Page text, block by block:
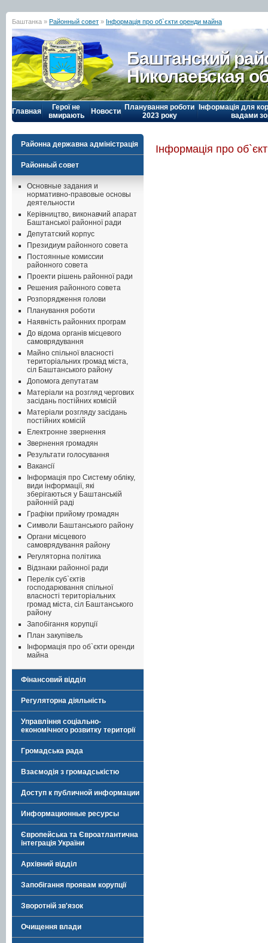
Баштанка » Районный совет » Інформація про об`єкти оренди майна
Баштанский
Николаевская
Главная
Герої не
вмирають
Новости Планування роботи
2023 року
Інформація для
вадами
Районна державна адміністрація
Районный совет
Основные задания и
нормативно-правовые основы
деятельности
Керівництво, виконавчий апарат
Баштанської районної ради
Депутатский корпус
Президиум районного совета
Постоянные комиссии
районного совета
Проекти рішень районної ради
Решения районного совета
Розпорядження голови
Планування роботи
Наявність районних програм
До відома органів місцевого
самоврядування
Майно спільної власності
територіальних громад міста,
сіл Баштанського району
Допомога депутатам
Матеріали на розгляд чергових
засідань постійних комісій
Матеріали розгляду засідань
постійних комісій
Електронне звернення
Звернення громадян
Результати голосування
Вакансії
Інформація про Систему обліку,
види інформації, які
зберігаються у Баштанській
районній раді
Графіки прийому громадян
Символи Баштанського району
Органи місцевого
самоврядування району
Регуляторна політика
Відзнаки районної ради
Перелік суб`єктів
господарювання спільної
власності територіальних
громад міста, сіл Баштанського
району
Запобігання корупції
План закупівель
Інформація про об`єкти оренди
майна
Фінансовий відділ
Регуляторна діяльність
Управління соціально-
економічного розвитку території
Громадська рада
Взаємодія з громадськістю
Доступ к публичной информации
Информационные ресурсы
Європейська та Євроатлантична
інтеграція України
Архівний відділ
Запобігання проявам корупції
Зворотній зв'язок
Очищення влади
Інформація про